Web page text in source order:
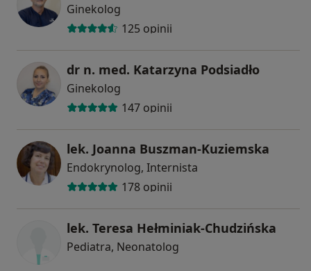
Ginekolog
125 opinii
dr n. med. Katarzyna Podsiadło
Ginekolog
147 opinii
lek. Joanna Buszman-Kuziemska
Endokrynolog, Internista
178 opinii
lek. Teresa Hełminiak-Chudzińska
Pediatra, Neonatolog